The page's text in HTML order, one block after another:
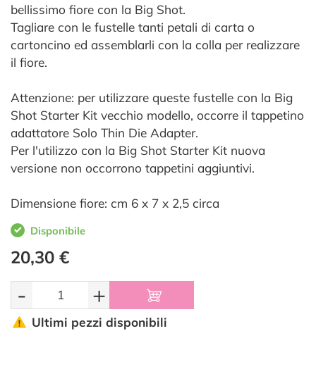
bellissimo fiore con la Big Shot.
Tagliare con le fustelle tanti petali di carta o
cartoncino ed assemblarli con la colla per realizzare
il fiore.
Attenzione: per utilizzare queste fustelle con la Big
Shot Starter Kit vecchio modello, occorre il tappetino
adattatore Solo Thin Die Adapter.
Per l'utilizzo con la Big Shot Starter Kit nuova
versione non occorrono tappetini aggiuntivi.
Dimensione fiore: cm 6 x 7 x 2,5 circa
Disponibile
20,30 €
- +
Ultimi pezzi disponibili